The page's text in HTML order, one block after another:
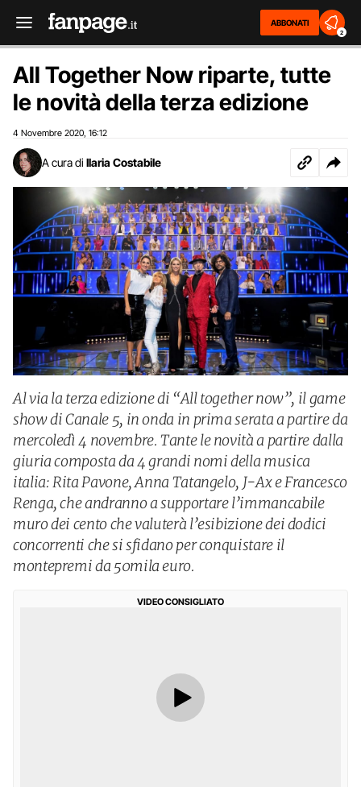
ABBONATI
2
All Together Now riparte, tutte
le novità della terza edizione
4 Novembre 2020 16:12
A cura di Ilaria Costabile
Al via la terza edizione di “All together now”, il game
show di Canale 5, in onda in prima serata a partire da
mercoledì 4 novembre. Tante le novità a partire dalla
giuria composta da 4 grandi nomi della musica
italia: Rita Pavone, Anna Tatangelo, J-Ax e Francesco
Renga, che andranno a supportare l’immancabile
muro dei cento che valuterà l’esibizione dei dodici
concorrenti che si sfidano per conquistare il
montepremi da 50mila euro.
VIDEO CONSIGLIATO